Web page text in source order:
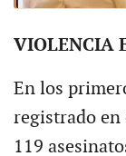
VIOLENCIA
En los
registrado en
119